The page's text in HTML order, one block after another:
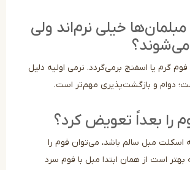
خیلی نرم‌اند ولی
اسفنج برمی‌گردد. نرمی اولیه دلیل
و بازگشت‌پذیری مهم‌تر است.
تعویض کرد؟
سالم باشد، می‌توان فوم را
از همان ابتدا مبل با فوم سرد